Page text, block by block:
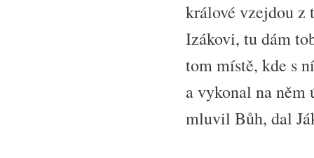
králové vzejdou z
Izákovi, tu dám
tom místě, kde s
a vykonal na
mluvil Bůh, dal